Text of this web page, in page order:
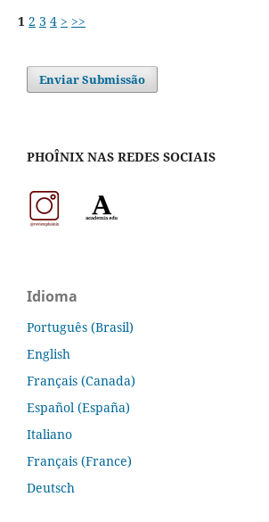
1 2 3 4 > >>
Enviar Submissão
PHOÎNIX NAS REDES SOCIAIS
Idioma
Português (Brasil)
English
Français (Canada)
Español (España)
Italiano
Français (France)
Deutsch